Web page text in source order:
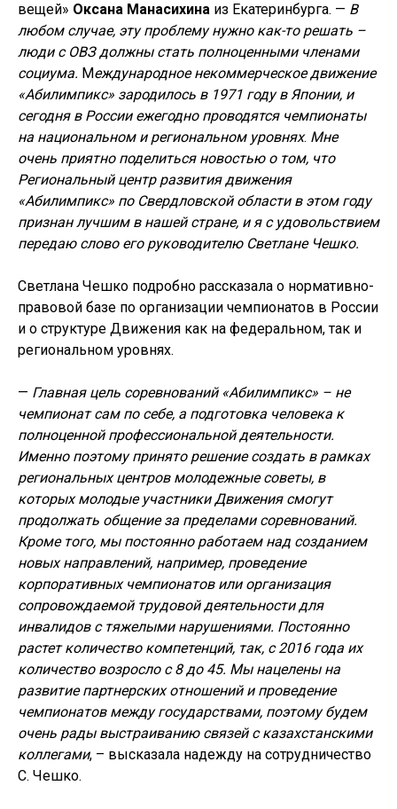
вещей» Оксана Манасихина из Екатеринбурга. — В
любом случае, эту проблему нужно как-то решать –
люди с ОВЗ должны стать полноценными членами
социума. Международное некоммерческое движение
«Абилимпикс» зародилось в 1971 году в Японии, и
сегодня в России ежегодно проводятся чемпионаты
на национальном и региональном уровнях. Мне
очень приятно поделиться новостью о том, что
Региональный центр развития движения
«Абилимпикс» по Свердловской области в этом году
признан лучшим в нашей стране, и я с удовольствием
передаю слово его руководителю Светлане Чешко.
Светлана Чешко подробно рассказала о нормативно-
правовой базе по организации чемпионатов в России
и о структуре Движения как на федеральном, так и
региональном уровнях.
— Главная цель соревнований «Абилимпикс» – не
чемпионат сам по себе, а подготовка человека к
полноценной профессиональной деятельности.
Именно поэтому принято решение создать в рамках
региональных центров молодежные советы, в
которых молодые участники Движения смогут
продолжать общение за пределами соревнований.
Кроме того, мы постоянно работаем над созданием
новых направлений, например, проведение
корпоративных чемпионатов или организация
сопровождаемой трудовой деятельности для
инвалидов с тяжелыми нарушениями. Постоянно
растет количество компетенций, так, с 2016 года их
количество возросло с 8 до 45. Мы нацелены на
развитие партнерских отношений и проведение
чемпионатов между государствами, поэтому будем
очень рады выстраиванию связей с казахстанскими
коллегами, – высказала надежду на сотрудничество
С. Чешко.